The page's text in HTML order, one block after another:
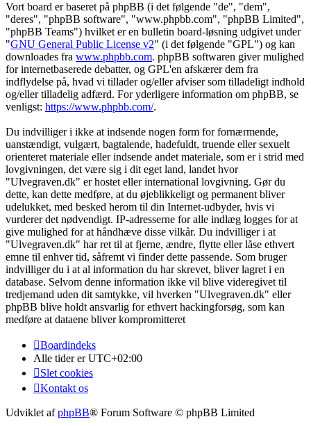
Vort board er baseret på phpBB (i det følgende "de", "dem",
"deres", "phpBB software", "www.phpbb.com", "phpBB Limited",
"phpBB Teams") hvilket er en bulletin board-løsning udgivet under
"GNU General Public License v2" (i det følgende "GPL") og kan
downloades fra www.phpbb.com. phpBB softwaren giver mulighed
for internetbaserede debatter, og GPL'en afskærer dem fra
indflydelse på, hvad vi tillader og/eller afviser som tilladeligt indhold
og/eller tilladelig adfærd. For yderligere information om phpBB, se
venligst: https://www.phpbb.com/.
Du indvilliger i ikke at indsende nogen form for fornærmende,
uanstændigt, vulgært, bagtalende, hadefuldt, truende eller sexuelt
orienteret materiale eller indsende andet materiale, som er i strid med
lovgivningen, det være sig i dit eget land, landet hvor
"Ulvegraven.dk" er hostet eller international lovgivning. Gør du
dette, kan dette medføre, at du øjeblikkeligt og permanent bliver
udelukket, med besked herom til din Internet-udbyder, hvis vi
vurderer det nødvendigt. IP-adresserne for alle indlæg logges for at
give mulighed for at håndhæve disse vilkår. Du indvilliger i at
"Ulvegraven.dk" har ret til at fjerne, ændre, flytte eller låse ethvert
emne til enhver tid, såfremt vi finder dette passende. Som bruger
indvilliger du i at al information du har skrevet, bliver lagret i en
database. Selvom denne information ikke vil blive videregivet til
tredjemand uden dit samtykke, vil hverken "Ulvegraven.dk" eller
phpBB blive holdt ansvarlig for ethvert hackingforsøg, som kan
medføre at dataene bliver kompromitteret
Boardindeks
Alle tider erUTC+02:00
Slet cookies
Kontakt os
Udviklet afphpBB® Forum Software © phpBB Limited